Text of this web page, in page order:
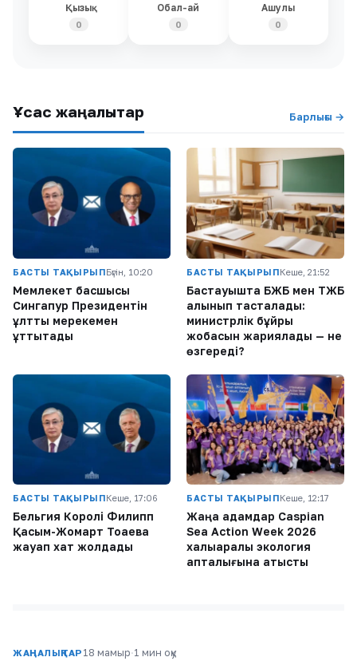
Қызық
0
Обал-ай
0
Ашулы
0
Ұқсас жаңалықтар Барлығы →
БАСТЫ ТАҚЫРЫПБүгін, 10:20
Мемлекет басшысы
Сингапур Президентін
ұлттық мерекемен
құттықтады
БАСТЫ ТАҚЫРЫПКеше, 21:52
Бастауышта БЖБ мен ТЖБ
алынып тасталады:
министрлік бұйрық
жобасын жариялады — не
өзгереді?
БАСТЫ ТАҚЫРЫПКеше, 17:06
Бельгия Королі Филипп
Қасым-Жомарт Тоқаевқа
жауап хат жолдады
БАСТЫ ТАҚЫРЫПКеше, 12:17
Жаңа адамдар Caspian
Sea Action Week 2026
халықаралық экология
апталығына қатысты
ЖАҢАЛЫҚТАР 18 мамыр·1 мин оқу